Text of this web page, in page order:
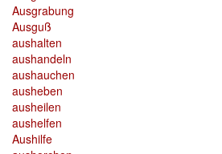
Ausgrabung
Ausguß
aushalten
aushandeln
aushauchen
ausheben
ausheilen
aushelfen
Aushilfe